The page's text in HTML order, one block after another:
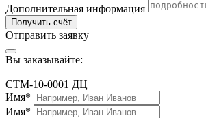
Дополнительная информация
Получить счёт
Отправить заявку
Вы заказывайте:
СТМ-10-0001 ДЦ
Имя*
Имя*